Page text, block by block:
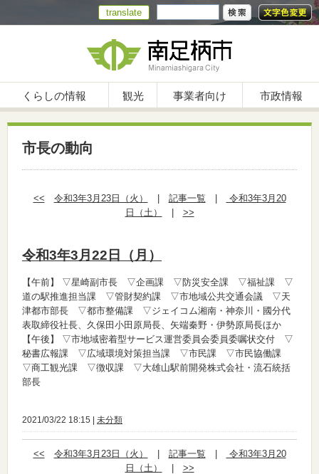
translate
くらしの情報 観光 事業者向け 市政情報
市長の動向
<< 令和3年3月23日（火） 記事一覧
令和3年3月20
日（土）
>>
令和3年3月22日（月）
【午前】
▽星崎副市長 ▽企画課 ▽防災安全課 ▽福祉課 ▽
道の駅推進担当課 ▽管財契約課 ▽市地域公共交通会議 ▽天
津都市部長 ▽都市整備課 ▽ジェイコム湘南・神奈川・國分代
表取締役社長、久保田小田原局長、矢端秦野・伊勢原局長ほか
【午後】
▽市地域密着型サービス運営委員会委員委嘱状交付 ▽
秘書広報課 ▽広域環境対策担当課 ▽市民課 ▽市民協働課
▽商工観光課 ▽徴収課 ▽大雄山駅前開発株式会社・流石統括
部長
2021/03/22 18:15 | 未分類
<< 令和3年3月23日（火） 記事一覧
令和3年3月20
日（土）
>>